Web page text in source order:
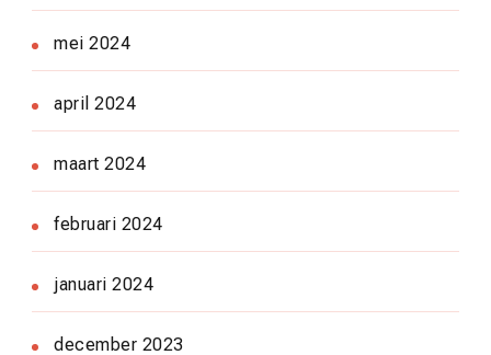
mei 2024
april 2024
maart 2024
februari 2024
januari 2024
december 2023